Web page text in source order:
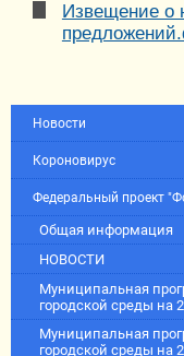
Извещение о
Новости
Короновирус
Федеральный проект
Общая информация
НОВОСТИ
Муниципальная
городской среды на
Муниципальная
городской среды на